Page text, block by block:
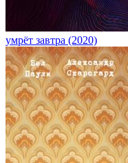
умрёт завтра (2020)